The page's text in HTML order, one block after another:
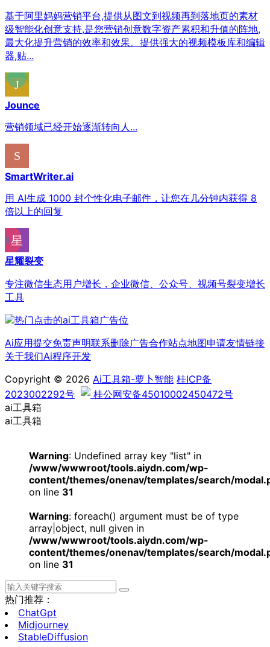
基于阿里妈妈营销平台,提供从图文到视频再到落地页的素材
级智能化创意支持,是您营销创意数字资产累积和升值的阵地,
最大化提升营销的效率和效果。提供强大的视频模板库和编辑
器,贴...
Jounce
营销领域已经开始逐渐转向人...
SmartWriter.ai
用 AI生成 1000 封个性化电子邮件，让您在几分钟内获得 8
倍以上的回复
星耀裂变
专注微信生态用户增长，企业微信、公众号、视频号裂变增长
工具
Ai应用提交免责声明联系删除广告合作站点地图申请友情链接
关于我们Ai程序开发
Copyright © 2026 Ai工具箱-萝卜智能 桂ICP备
2023002292号
桂公网安备45010002450472号
ai工具箱
ai工具箱
Warning: Undefined array key "list" in
/www/wwwroot/tools.aiydn.com/wp-
content/themes/onenav/templates/search/
on line 31
Warning: foreach() argument must be of type
array|object, null given in
/www/wwwroot/tools.aiydn.com/wp-
content/themes/onenav/templates/search/
on line 31
热门推荐：
ChatGpt
Midjourney
StableDiffusion